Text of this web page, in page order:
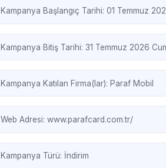
Kampanya Başlangıç Tarihi: 01 Temmuz
Kampanya Bitiş Tarihi: 31 Temmuz 2026
Kampanya Katılan Firma(lar): Paraf Mobil
Web Adresi: www.parafcard.com.tr/
Kampanya Türü: İndirim